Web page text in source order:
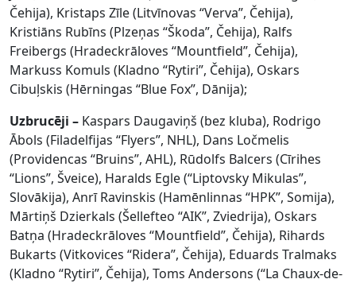
Čehija), Kristaps Zīle (Litvīnovas “Verva”, Čehija),
Kristiāns Rubīns (Plzeņas “Škoda”, Čehija), Ralfs
Freibergs (Hradeckrāloves “Mountfield”, Čehija),
Markuss Komuls (Kladno “Rytiri”, Čehija), Oskars
Cibuļskis (Hērningas “Blue Fox”, Dānija);
Uzbrucēji – Kaspars Daugaviņš (bez kluba), Rodrigo
Ābols (Filadelfijas “Flyers”, NHL), Dans Ločmelis
(Providencas “Bruins”, AHL), Rūdolfs Balcers (Cīrihes
“Lions”, Šveice), Haralds Egle (“Liptovsky Mikulas”,
Slovākija), Anrī Ravinskis (Hamēnlinnas “HPK”, Somija),
Mārtiņš Dzierkals (Šellefteo “AIK”, Zviedrija), Oskars
Batņa (Hradeckrāloves “Mountfield”, Čehija), Rihards
Bukarts (Vitkovices “Ridera”, Čehija), Eduards Tralmaks
(Kladno “Rytiri”, Čehija), Toms Andersons (“La Chaux-de-